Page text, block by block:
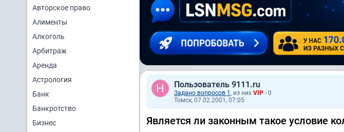
Авторское право
Алименты
Алкоголь
Арбитраж
Аренда
Астрология
Банк
Банкротство
Бизнес
Пользователь 9111.ru
Задано вопросов 1 , из них VIP - 0
Томск, 07.02.2001, 07:05
Является ли законным такое условие